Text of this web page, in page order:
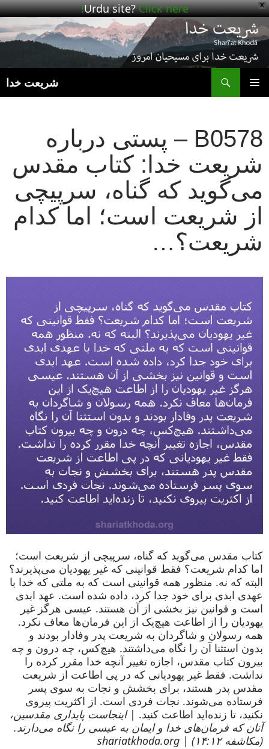
X
Urdu site?Click here!
شریعت خدا
B0578 – پستی درباره
شریعت خدا: کتاب مقدس
می‌گوید که گناه، سرپیچی
از شریعت است؛ اما کدام
شریعت؟…
کتاب مقدس می‌گوید که گناه، سرپیچی از شریعت است؛
اما کدام شریعت؟ فقط قوانینی که غیر یهودیان می‌پذیرند؟
البته که نه. منظور همه قوانینی است که به ملتی که خدا با
عهدی ابدی برای خود جدا کرد، داده شده است. عهد ابدی
است و قوانین نیز بخشی از آن هستند. عیسی هرگز غیر
یهودیان را از اطاعت هیچ‌یک از این فرمان‌ها معاف نکرد.
همه رسولان و شاگردان به شریعت پدر وفادار بودند و
بدون استثنا آن را نگاه می‌داشتند. هیچ‌کس، چه درون و چه
بیرون کتاب مقدس، اجازه تغییر آنچه خدا مقرر کرده را
نداشت. فقط غیر یهودیانی که در پی اطاعت از شریعت
مقدس پدر هستند، برای بخشش و نجات به سوی پسر
فرستاده می‌شوند. نجات فردی است. از اکثریت پیروی
نکنید، تا زنده‌اید اطاعت کنید. |اینجاست پایداری مقدسین،
آنان که فرمان‌های خدا و ایمان به عیسی را نگاه می‌دارند.
(مکاشفه ۱۴:۱۲) | shariatkhoda.org